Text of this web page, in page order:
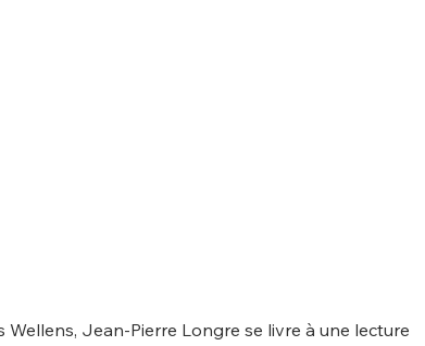
Jean-Pierre Longre se livre à une lecture